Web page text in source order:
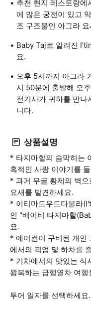
추천 현지 레스토랑에
에 많은 궁전이 있고
조 구조물인 아그라
Baby Taj로 알려진
요.
오후 5시까지 아그라
시 50분에 출발해 오
전기사가 귀하를 만나
니다.
상품설명
* 타지마할의 숨막히는
혹적인 사랑 이야기를
* 과거 무굴 황제의 벽
요새를 발견하세요.
* 이티마드우드다울라
인 "베이비 타지마할
요.
* 에어컨이 구비된 개인
에서의 픽업 및 하차를
* 기차에서의 맛있는 식
왕복하는 급행열차 여
투어 일자를 선택하세요.